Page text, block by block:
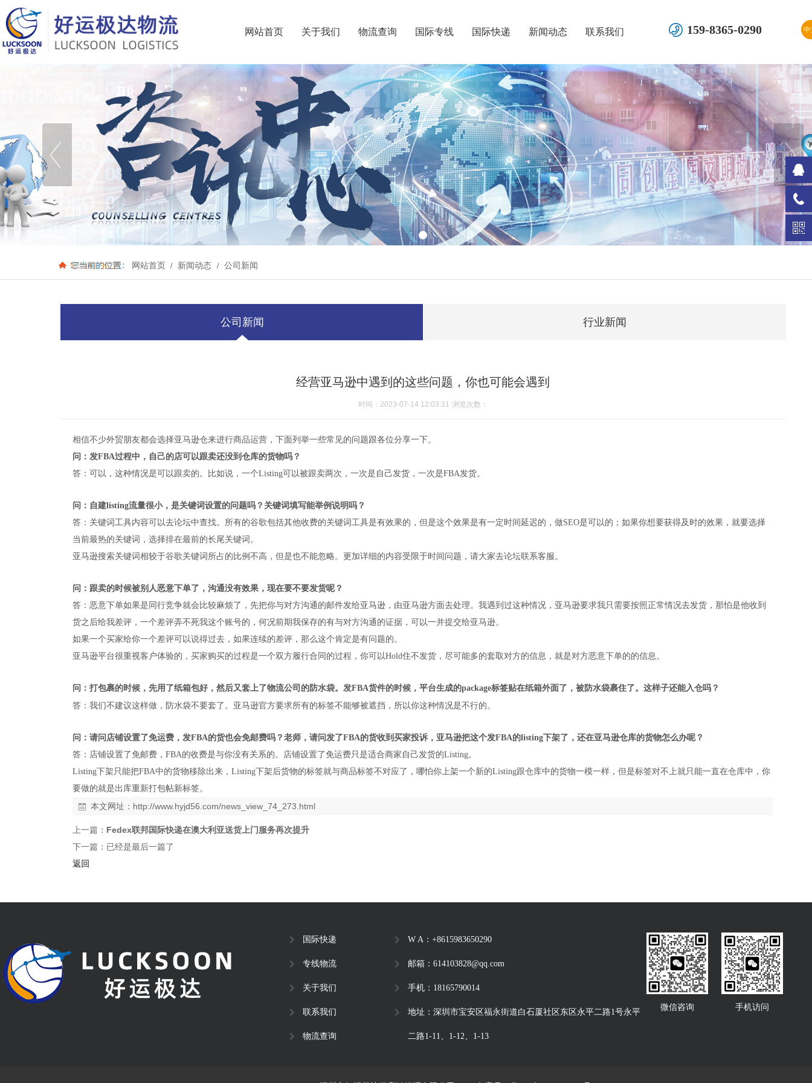
网站首页 关于我们 物流查询 国际专线 国际快递 新闻动态 联系我们 159-8365-0290
网站首页 / 新闻动态 / 公司新闻
公司新闻 行业新闻
经营亚马逊中遇到的这些问题，你也可能会遇到
时间：2023-07-14 12:03:31 浏览次数：
相信不少外贸朋友都会选择亚马逊仓来进行商品运营，下面列举一些常见的问题跟各位分享一下。
问：发FBA过程中，自己的店可以跟卖还没到仓库的货物吗？
答：可以，这种情况是可以跟卖的。比如说，一个Listing可以被跟卖两次，一次是自己发货，一次是FBA发货。
问：自建listing流量很小，是关键词设置的问题吗？关键词填写能举例说明吗？
答：关键词工具内容可以去论坛中查找。所有的谷歌包括其他收费的关键词工具是有效果的，但是这个效果是有一定时间延迟的，做SEO是可以的；如果你想要获得及时的效果，就要选择
当前最热的关键词，选择排在最前的长尾关键词。
亚马逊搜索关键词相较于谷歌关键词所占的比例不高，但是也不能忽略。更加详细的内容受限于时间问题，请大家去论坛联系客服。
问：跟卖的时候被别人恶意下单了，沟通没有效果，现在要不要发货呢？
答：恶意下单如果是同行竞争就会比较麻烦了，先把你与对方沟通的邮件发给亚马逊，由亚马逊方面去处理。我遇到过这种情况，亚马逊要求我只需要按照正常情况去发货，那怕是他收到
货之后给我差评，一个差评弄不死我这个账号的，何况前期我保存的有与对方沟通的证据，可以一并提交给亚马逊。
如果一个买家给你一个差评可以说得过去，如果连续的差评，那么这个肯定是有问题的。
亚马逊平台很重视客户体验的，买家购买的过程是一个双方履行合同的过程，你可以Hold住不发货，尽可能多的套取对方的信息，就是对方恶意下单的的信息。
问：打包裹的时候，先用了纸箱包好，然后又套上了物流公司的防水袋。发FBA货件的时候，平台生成的package标签贴在纸箱外面了，被防水袋裹住了。这样子还能入仓吗？
答：我们不建议这样做，防水袋不要套了。亚马逊官方要求所有的标签不能够被遮挡，所以你这种情况是不行的。
问：请问店铺设置了免运费，发FBA的货也会免邮费吗？老师，请问发了FBA的货收到买家投诉，亚马逊把这个发FBA的listing下架了，还在亚马逊仓库的货物怎么办呢？
答：店铺设置了免邮费，FBA的收费是与你没有关系的。店铺设置了免运费只是适合商家自己发货的Listing。
Listing下架只能把FBA中的货物移除出来，Listing下架后货物的标签就与商品标签不对应了，哪怕你上架一个新的Listing跟仓库中的货物一模一样，但是标签对不上就只能一直在仓库中，你
要做的就是出库重新打包帖新标签。
本文网址： http://www.hyjd56.com/news_view_74_273.html
上一篇： Fedex联邦国际快递在澳大利亚送货上门服务再次提升
下一篇：已经是最后一篇了
返回
国际快递
专线物流
关于我们
联系我们
物流查询
W A：+8615983650290
邮箱：614103828@qq.com
手机：18165790014
地址：深圳市宝安区福永街道白石厦社区东区永平二路1号永平
二路1-11、1-12、1-13
微信咨询 手机访问